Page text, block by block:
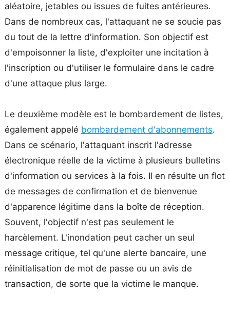
aléatoire, jetables ou issues de fuites antérieures.
Dans de nombreux cas, l'attaquant ne se soucie pas
du tout de la lettre d'information. Son objectif est
d'empoisonner la liste, d'exploiter une incitation à
l'inscription ou d'utiliser le formulaire dans le cadre
d'une attaque plus large.
Le deuxième modèle est le bombardement de listes,
également appelé bombardement d'abonnements.
Dans ce scénario, l'attaquant inscrit l'adresse
électronique réelle de la victime à plusieurs bulletins
d'information ou services à la fois. Il en résulte un flot
de messages de confirmation et de bienvenue
d'apparence légitime dans la boîte de réception.
Souvent, l'objectif n'est pas seulement le
harcèlement. L'inondation peut cacher un seul
message critique, tel qu'une alerte bancaire, une
réinitialisation de mot de passe ou un avis de
transaction, de sorte que la victime le manque.